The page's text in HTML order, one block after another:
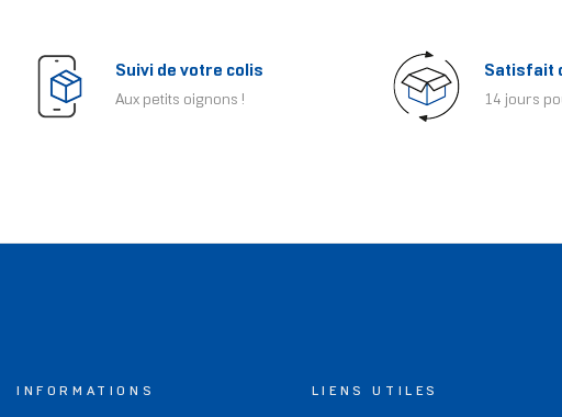
Suivi de votre colis
Aux petits oignons !
Satisfait
14 jours
INFORMATIONS LIENS UTILES